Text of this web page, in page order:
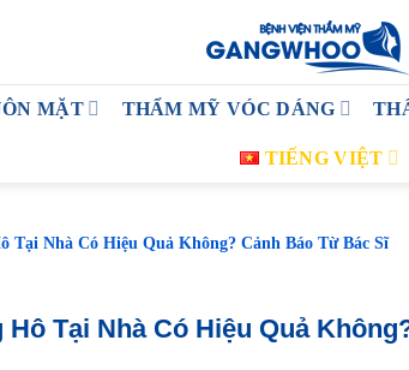
MẶT THẨM MỸ VÓC DÁNG
TIẾNG VIỆT
Tại Nhà Có Hiệu Quả Không? Cảnh Báo Từ Bác Sĩ
Hô Tại Nhà Có Hiệu Quả